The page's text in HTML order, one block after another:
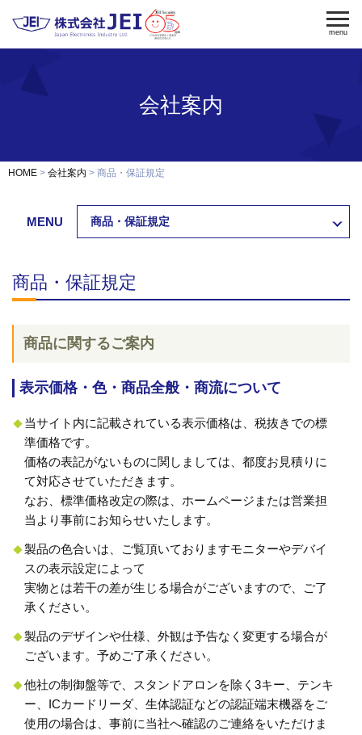
電気錠制御盤 入退室管理
納入事例
menu
会社案内
HOME 会社案内 商品・保証規定
MENU 商品・保証規定
商品・保証規定
商品に関するご案内
表示価格・色・商品全般・商流について
当サイト内に記載されている表示価格は、税抜きでの標
準価格です。
価格の表記がないものに関しましては、都度お見積りに
て対応させていただきます。
なお、標準価格改定の際は、ホームページまたは営業担
当より事前にお知らせいたします。
製品の色合いは、ご覧頂いておりますモニターやデバイ
スの表示設定によって
実物とは若干の差が生じる場合がございますので、ご了
承ください。
製品のデザインや仕様、外観は予告なく変更する場合が
ございます。予めご了承ください。
他社の制御盤等で、スタンドアロンを除く3キー、テンキ
ー、ICカードリーダ、生体認証などの認証端末機器をご
使用の場合は、事前に当社へ確認のご連絡をいただけま